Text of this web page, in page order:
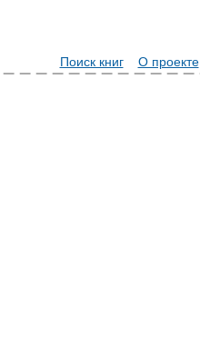
Поиск книг О проекте